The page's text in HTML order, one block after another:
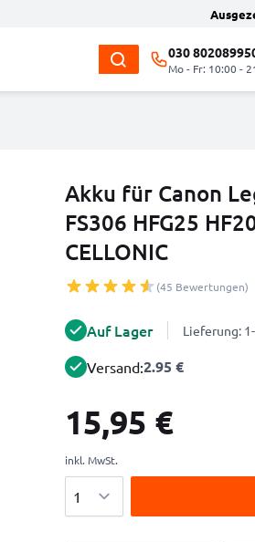
030
Mo - Fr: 10:00 -
Akku für Canon
FS306 HFG25
CELLONIC
(45 Bewertungen)
Auf Lager Lieferung:
Versand:2.95 €
15,95 €
inkl. MwSt.